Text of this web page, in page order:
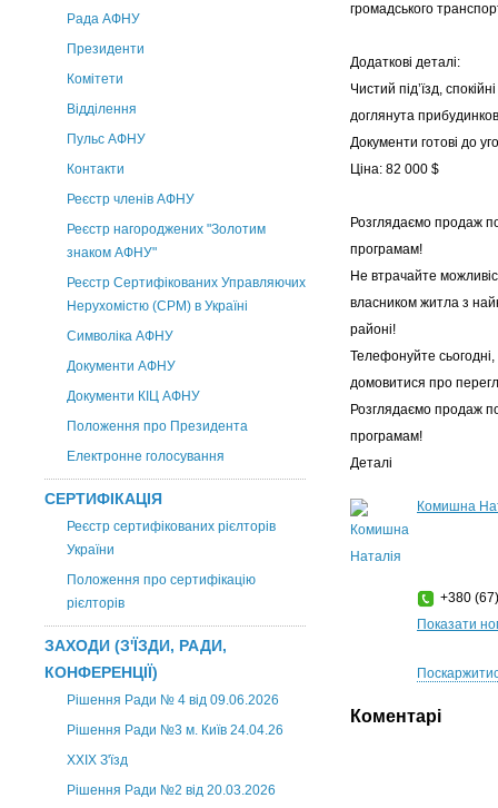
Рада АФНУ
Президенти
Комітети
Відділення
Пульс АФНУ
Контакти
Реєстр членів АФНУ
Реєстр нагороджених "Золотим
знаком АФНУ"
Реєстр Сертифікованих Управляючих
Нерухомістю (CPM) в Україні
Символіка АФНУ
Документи АФНУ
Документи КІЦ АФНУ
Положення про Президента
Електронне голосування
СЕРТИФІКАЦІЯ
Реєстр сертифікованих рієлторів
України
Положення про сертифікацію
рієлторів
ЗАХОДИ (З'ЇЗДИ, РАДИ,
КОНФЕРЕНЦІЇ)
Рішення Ради № 4 від 09.06.2026
Рішення Ради №3 м. Київ 24.04.26
XXІХ З'їзд
Рішення Ради №2 від 20.03.2026
громадського
Додаткові деталі:
Чистий під’їзд,
доглянута
Документи готові до
Ціна: 82 000 $
Розглядаємо продаж
програмам!
Не втрачайте
власником житла з
районі!
Телефонуйте
домовитися про
Розглядаємо продаж
програмам!
Деталі
Комишна
+380
Показати
Коментарі